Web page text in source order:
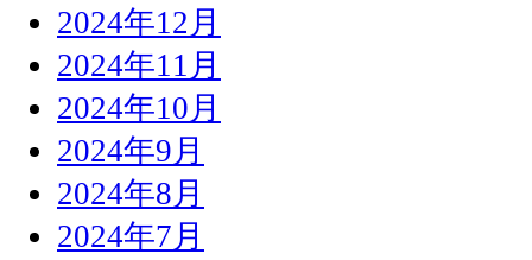
2024年12月
2024年11月
2024年10月
2024年9月
2024年8月
2024年7月